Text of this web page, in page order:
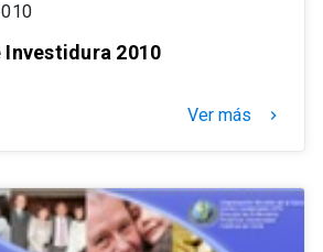
Investidura 2010
Ver más keyboard_arrow_right